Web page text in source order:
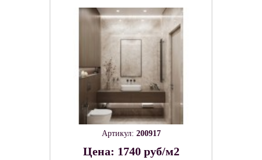
Артикул: 200917
Цена: 1740 руб/м2